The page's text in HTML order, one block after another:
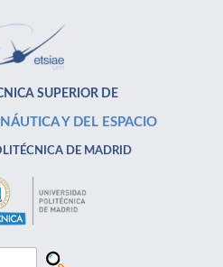
SUPERIOR DE
Y DEL ESPACIO
DE MADRID